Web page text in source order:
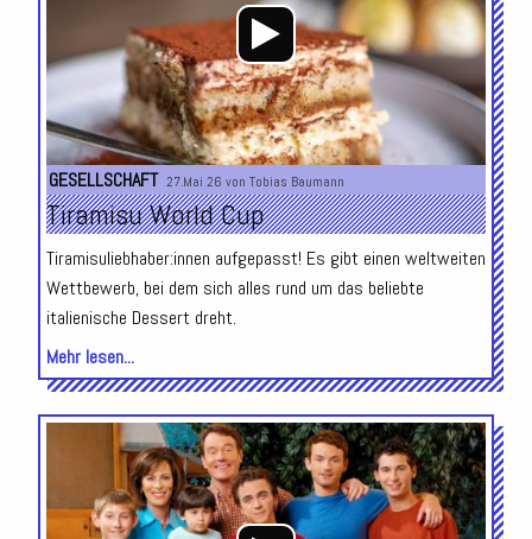
GESELLSCHAFT 27.Mai 26 von Tobias Baumann
Tiramisu World Cup
Tiramisuliebhaber:innen aufgepasst! Es gibt einen weltweiten
Wettbewerb, bei dem sich alles rund um das beliebte
italienische Dessert dreht.
Mehr lesen...
Audio-
Player